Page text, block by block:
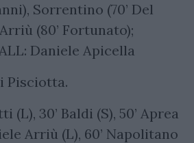
Sorrentino (70’ Del
(80’ Fortunato);
Daniele Apicella
Pisciotta.
(L), 30’ Baldi (S), 50’ Aprea
Arriù (L), 60’ Napolitano